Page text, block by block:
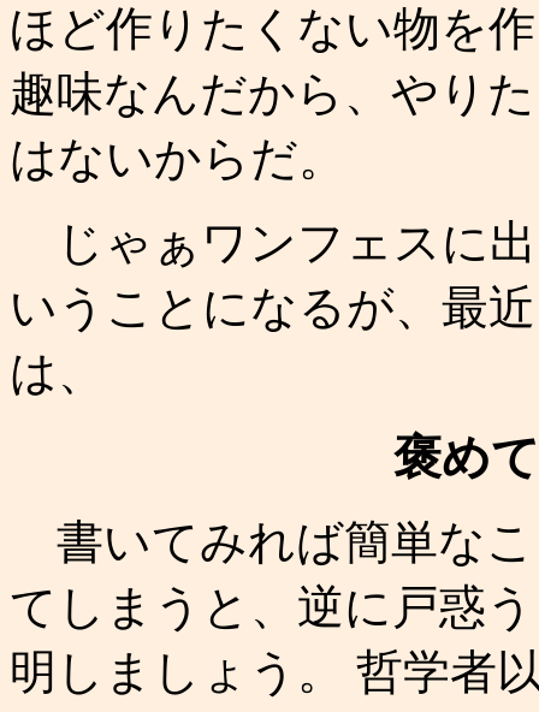
ほど作りたくない物を
趣味なんだから、やり
はないからだ。
じゃぁワンフェスに
いうことになるが、最
は、
褒め
書いてみれば簡単な
てしまうと、逆に戸惑
明しましょう。 哲学者